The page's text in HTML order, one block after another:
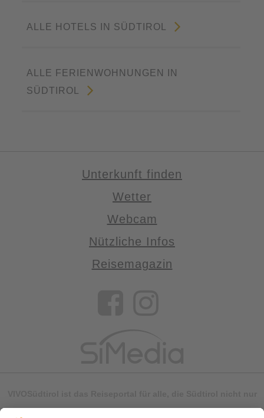
ALLE HOTELS IN SÜDTIROL
ALLE FERIENWOHNUNGEN IN
SÜDTIROL
Unterkunft finden
Wetter
Webcam
Nützliche Infos
Reisemagazin